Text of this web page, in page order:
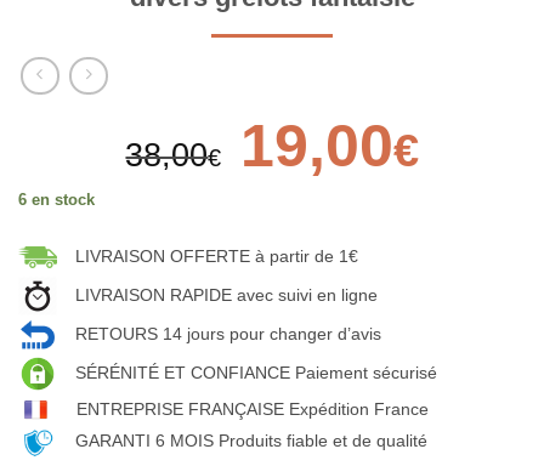
38,00€
Le
prix
initial
38,00€.
19,00€prix
6 en stock
LIVRAISON OFFERTE à partir de 1€
LIVRAISON RAPIDE avec suivi en ligne
RETOURS 14 jours pour changer d’avis
SÉRÉNITÉ ET CONFIANCE Paiement sécurisé
ENTREPRISE FRANÇAISE Expédition France
GARANTI 6 MOIS Produits fiable et de qualité